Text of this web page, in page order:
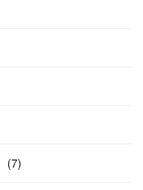
(7)